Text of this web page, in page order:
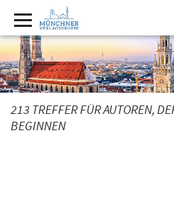
213 TREFFER FÜR AUTOREN,
BEGINNEN